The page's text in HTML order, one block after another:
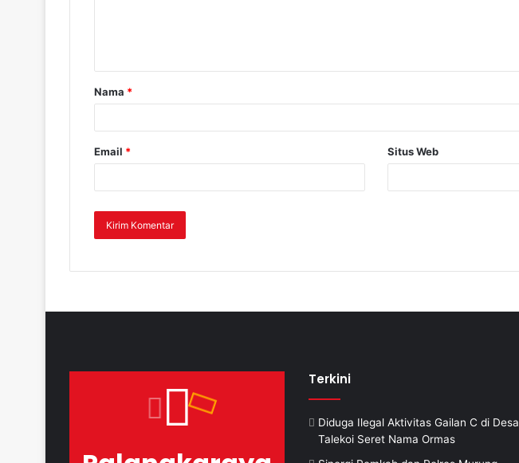
Nama *
Email * Situs Web
Terkini
Diduga Ilegal Aktivitas Gailan C di Desa
Talekoi Seret Nama Ormas